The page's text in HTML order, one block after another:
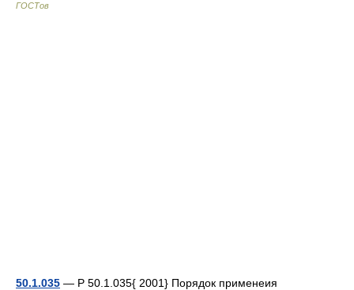
ГОСТов
50.1.035 — Р 50.1.035{ 2001} Порядок применеия